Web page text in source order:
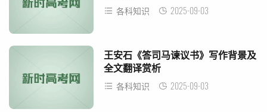
各科知识 2025-09-03
王安石《答司马谏议书》写作背景及
全文翻译赏析
各科知识 2025-09-03